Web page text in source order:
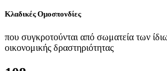
Κλαδικές Ομοσπονδίες
που συγκροτούνται από σωματεία των
οικονομικής δραστηριότητας